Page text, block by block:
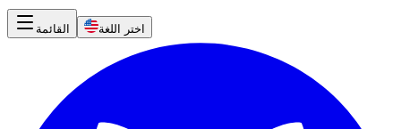
القائمة اختر اللغة